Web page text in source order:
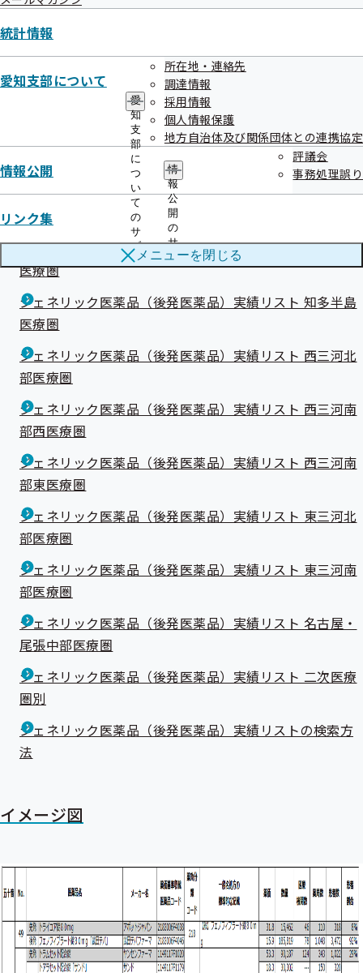
統計情報
愛知支部について
愛
知
支
部
に
つ
い
て
の
サ
ブ
メ
ー
所在地・連絡先
調達情報
採用情報
個人情報保護
地方自治体及び関係団体との連携協定
情報公開
情
報
公
開
の
サ
ブ
メ
ュ
評議会
事務処理誤り
リンク集
メニューを閉じる
愛知県 二次医療圏版
ジェネリック医薬品（後発医薬品）実績リスト 海部医療
ジェネリック医薬品（後発医薬品）実績リスト 尾張東部
医療圏
ジェネリック医薬品（後発医薬品）実績リスト 尾張西部
医療圏
ジェネリック医薬品（後発医薬品）実績リスト 尾張北部
医療圏
ジェネリック医薬品（後発医薬品）実績リスト 知多半島
医療圏
ジェネリック医薬品（後発医薬品）実績リスト 西三河北
部医療圏
ジェネリック医薬品（後発医薬品）実績リスト 西三河南
部西医療圏
ジェネリック医薬品（後発医薬品）実績リスト 西三河南
部東医療圏
ジェネリック医薬品（後発医薬品）実績リスト 東三河北
部医療圏
ジェネリック医薬品（後発医薬品）実績リスト 東三河南
部医療圏
ジェネリック医薬品（後発医薬品）実績リスト 名古屋・
尾張中部医療圏
ジェネリック医薬品（後発医薬品）実績リスト 二次医療
圏別
ジェネリック医薬品（後発医薬品）実績リストの検索方
法
イメージ図